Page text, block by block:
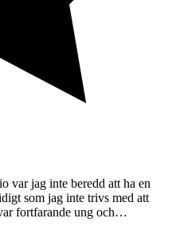
var jag inte beredd att ha en
som jag inte trivs med att
fortfarande ung och…